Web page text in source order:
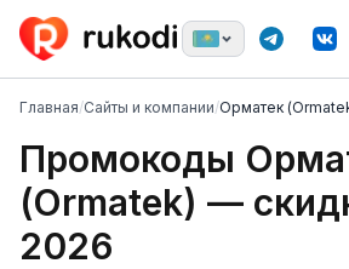
Главная/Сайты и компании/Орматек
Промокоды
(Ormatek) —
2026